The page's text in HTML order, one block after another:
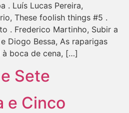
. Luís Lucas Pereira,
These foolish things #5 .
. Frederico Martinho, Subir a
Diogo Bessa, As raparigas
boca de cena, […]
Sete
e Cinco